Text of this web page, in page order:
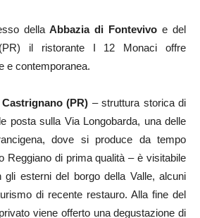
dellaAbbazia di Fontevivo e del
il ristorante I 12 Monaci offre
e contemporanea.
(PR) – struttura storica di
posta sulla Via Longobarda, una delle
dove si produce da tempo
Reggiano di prima qualità – è visitabile
gli esterni del borgo della Valle, alcuni
di recente restauro. Alla fine del
viene offerto una degustazione di